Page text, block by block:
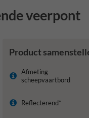
veerpont
Product
Afmeting
scheepvaartbord
Reflecterend*